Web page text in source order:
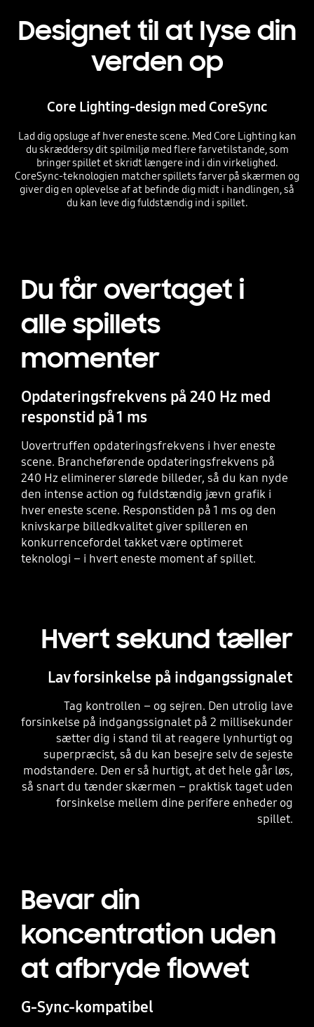
Designet til at lyse din
verden op
Core Lighting-design med CoreSync
Lad dig opsluge af hver eneste scene. Med Core Lighting kan
du skræddersy dit spilmiljø med flere farvetilstande, som
bringer spillet et skridt længere ind i din virkelighed.
CoreSync-teknologien matcher spillets farver på skærmen og
giver dig en oplevelse af at befinde dig midt i handlingen, så
du kan leve dig fuldstændig ind i spillet.
Du får overtaget i
alle spillets
momenter
Opdateringsfrekvens på 240 Hz med
responstid på 1 ms
Uovertruffen opdateringsfrekvens i hver eneste
scene. Brancheførende opdateringsfrekvens på
240 Hz eliminerer slørede billeder, så du kan nyde
den intense action og fuldstændig jævn grafik i
hver eneste scene. Responstiden på 1 ms og den
knivskarpe billedkvalitet giver spilleren en
konkurrencefordel takket være optimeret
teknologi – i hvert eneste moment af spillet.
Hvert sekund tæller
Lav forsinkelse på indgangssignalet
Tag kontrollen – og sejren. Den utrolig lave
forsinkelse på indgangssignalet på 2 millisekunder
sætter dig i stand til at reagere lynhurtigt og
superpræcist, så du kan besejre selv de sejeste
modstandere. Den er så hurtigt, at det hele går løs,
så snart du tænder skærmen – praktisk taget uden
forsinkelse mellem dine perifere enheder og
spillet.
Bevar din
koncentration uden
at afbryde flowet
G-Sync-kompatibel